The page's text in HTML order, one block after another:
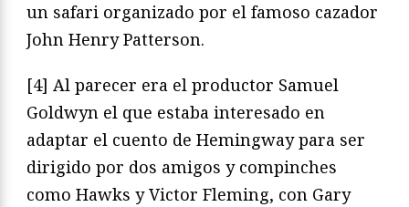
un safari organizado por el famoso cazador
John Henry Patterson.
[4] Al parecer era el productor Samuel
Goldwyn el que estaba interesado en
adaptar el cuento de Hemingway para ser
dirigido por dos amigos y compinches
como Hawks y Victor Fleming, con Gary